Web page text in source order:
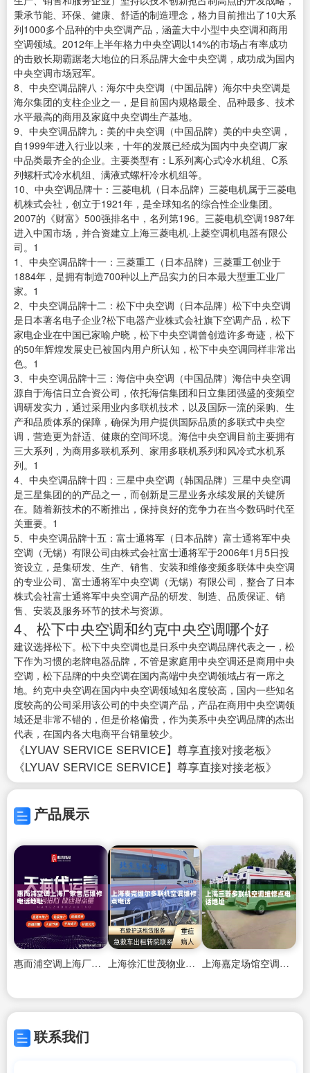
秉承节能、环保、健康、舒适的制造理念，格力目前推出了10大系
列1000多个品种的中央空调产品，涵盖大中小型中央空调和商用
空调领域。2012年上半年格力中央空调以14%的市场占有率成功
的击败长期霸踞老大地位的日系品牌大金中央空调，成功成为国内
中央空调市场冠军。
8、中央空调品牌八：海尔中央空调（中国品牌）海尔中央空调是
海尔集团的支柱企业之一，是目前国内规格最全、品种最多、技术
水平最高的商用及家庭中央空调生产基地。
9、中央空调品牌九：美的中央空调（中国品牌）美的中央空调，
自1999年进入行业以来，十年的发展已经成为国内中央空调厂家
中品类最齐全的企业。主要类型有：L系列离心式冷水机组、C系
列螺杆式冷水机组、满液式螺杆冷水机组等。
10、中央空调品牌十：三菱电机（日本品牌）三菱电机属于三菱电
机株式会社，创立于1921年，是全球知名的综合性企业集团。
2007的《财富》500强排名中，名列第196。三菱电机空调1987年
进入中国市场，并合资建立上海三菱电机·上菱空调机电器有限公
司。1
1、中央空调品牌十一：三菱重工（日本品牌）三菱重工创业于
1884年，是拥有制造700种以上产品实力的日本最大型重工业厂
家。1
2、中央空调品牌十二：松下中央空调（日本品牌）松下中央空调
是日本著名电子企业?松下电器产业株式会社旗下空调产品，松下
家电企业在中国已家喻户晓，松下中央空调曾创造许多奇迹，松下
的50年辉煌发展史已被国内用户所认知，松下中央空调同样非常出
色。1
3、中央空调品牌十三：海信中央空调（中国品牌）海信中央空调
源自于海信日立合资公司，依托海信集团和日立集团强盛的变频空
调研发实力，通过采用业内多联机技术，以及国际一流的采购、生
产和品质体系的保障，确保为用户提供国际品质的多联式中央空
调，营造更为舒适、健康的空间环境。海信中央空调目前主要拥有
三大系列，为商用多联机系列、家用多联机系列和风冷式水机系
列。1
4、中央空调品牌十四：三星中央空调（韩国品牌）三星中央空调
是三星集团的的产品之一，而创新是三星业务永续发展的关键所
在。随着新技术的不断推出，保持良好的竞争力在当今数码时代至
关重要。1
5、中央空调品牌十五：富士通将军（日本品牌）富士通将军中央
空调（无锡）有限公司由株式会社富士通将军于2006年1月5日投
资设立，是集研发、生产、销售、安装和维修变频多联体中央空调
的专业公司、富士通将军中央空调（无锡）有限公司，整合了日本
株式会社富士通将军中央空调产品的研发、制造、品质保证、销
售、安装及服务环节的技术与资源。
4、松下中央空调和约克中央空调哪个好
建议选择松下。松下中央空调也是日系中央空调品牌代表之一，松
下作为习惯的老牌电器品牌，不管是家庭用中央空调还是商用中央
空调，松下品牌的中央空调在国内高端中央空调领域占有一席之
地。约克中央空调在国内中央空调领域知名度较高，国内一些知名
度较高的公司采用该公司的中央空调产品，产品在商用中央空调领
域还是非常不错的，但是价格偏贵，作为美系中央空调品牌的杰出
代表，在国内各大电商平台销量较少。
《LYUAV SERVICE SERVICE】尊享直接对接老板》
《LYUAV SERVICE SERVICE】尊享直接对接老板》
产品展示
惠而浦空调上海厂家售后维修电话地址 上海徐汇世茂物业空调维修电话号码查询 上海嘉定场馆空调维修服务中心地址电话号码
联系我们